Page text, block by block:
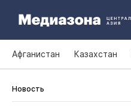
Афганистан Казахстан
Новость